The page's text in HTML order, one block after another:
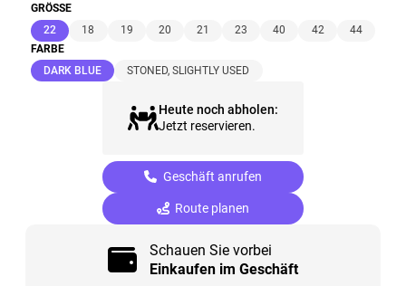
GRÖSSE
22 (ausgewählt)
18 19 20 21 23 40 42
44
FARBE
DARK BLUE(ausgewählt)
STONED, SLIGHTLY USED
Heute noch abholen:
Jetzt reservieren.
Geschäft anrufen
Route planen
Schauen Sie vorbei
Einkaufen im Geschäft